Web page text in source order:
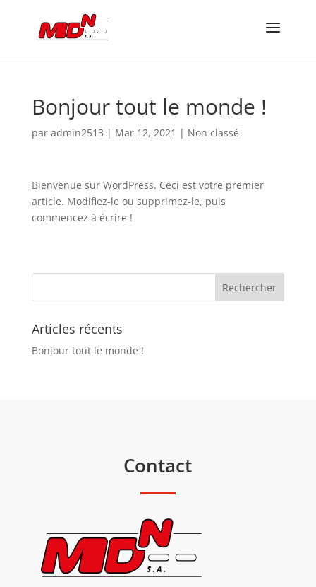
Bonjour tout le monde !
par admin2513 | Mar 12, 2021 | Non classé
Bienvenue sur WordPress. Ceci est votre premier
article. Modifiez-le ou supprimez-le, puis
commencez à écrire !
Articles récents
Bonjour tout le monde !
Contact